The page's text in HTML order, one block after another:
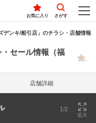
お気に入り さがす
デンキ/船引店」のチラシ・店舗情報
セール情報（福
店舗詳細
1/2
拡大